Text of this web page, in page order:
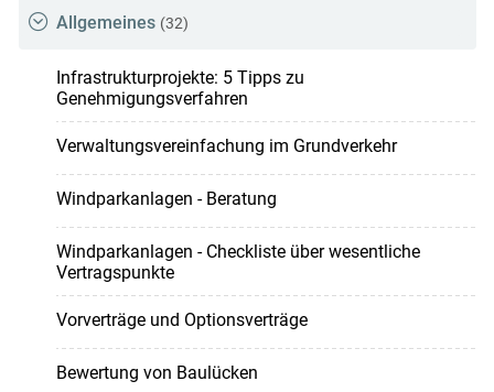
Allgemeines (32)
Infrastrukturprojekte: 5 Tipps zu
Genehmigungsverfahren
Verwaltungsvereinfachung im Grundverkehr
Windparkanlagen - Beratung
Windparkanlagen - Checkliste über wesentliche
Vertragspunkte
Vorverträge und Optionsverträge
Bewertung von Baulücken